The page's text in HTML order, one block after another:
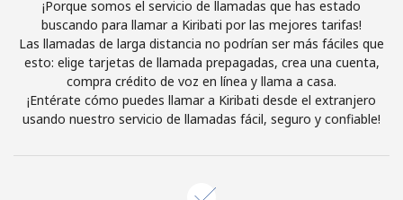
Al abrir una cuenta en este sitio web, estoy de acuerdo con
estosTérminos y condiciones.
Únete
¡Hola!
¡Porque somos el servicio de llamadas que has estado
buscando para llamar a Kiribati por las mejores tarifas!
Las llamadas de larga distancia no podrían ser más fáciles que
esto: elige tarjetas de llamada prepagadas, crea una cuenta,
compra crédito de voz en línea y llama a casa.
¡Entérate cómo puedes llamar a Kiribati desde el extranjero
usando nuestro servicio de llamadas fácil, seguro y confiable!